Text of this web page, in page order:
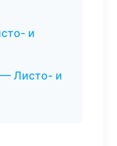
и
Листо- и